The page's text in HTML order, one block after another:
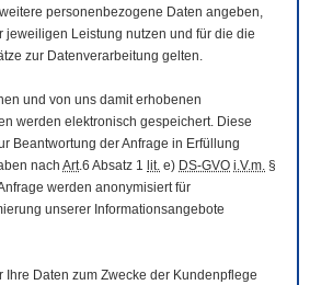
personenbezogene Daten angeben,
jeweiligen Leistung nutzen und für die die
zur Datenverarbeitung gelten.
und von uns damit erhobenen
werden elektronisch gespeichert. Diese
Beantwortung der Anfrage in Erfüllung
nach Art.6 Absatz 1 lit. e) DS-GVO i.V.m. §
werden anonymisiert für
unserer Informationsangebote
Ihre Daten zum Zwecke der Kundenpflege